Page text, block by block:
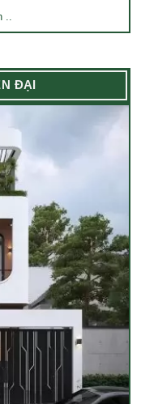
..
ĐẠI